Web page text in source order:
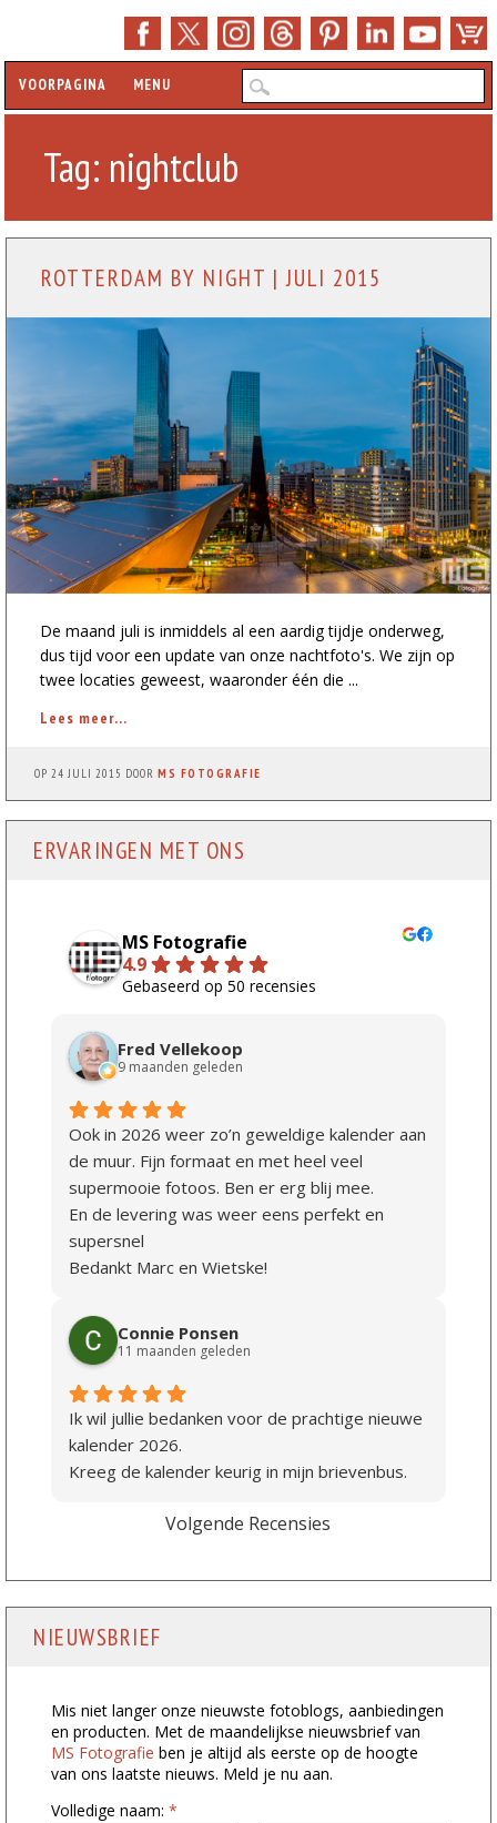
Hoofdmenu
VOORPAGINA MENU
Tag: nightclub
ROTTERDAM BY NIGHT | JULI 2015
De maand juli is inmiddels al een aardig tijdje onderweg,
dus tijd voor een update van onze nachtfoto's. We zijn op
twee locaties geweest, waaronder één die ...
Lees meer...
OP 24 JULI 2015 DOORMS FOTOGRAFIE
ERVARINGEN MET ONS
MS Fotografie
4.9
Gebaseerd op 50 recensies
Fred Vellekoop
9 maanden geleden
Ook in 2026 weer zo’n geweldige kalender aan
de muur. Fijn formaat en met heel veel
supermooie fotoos. Ben er erg blij mee.
En de levering was weer eens perfekt en
supersnel
Bedankt Marc en Wietske!
Connie Ponsen
11 maanden geleden
Ik wil jullie bedanken voor de prachtige nieuwe
kalender 2026.
Kreeg de kalender keurig in mijn brievenbus.
Volgende Recensies
NIEUWSBRIEF
Mis niet langer onze nieuwste fotoblogs, aanbiedingen
en producten. Met de maandelijkse nieuwsbrief van
MS Fotografie ben je altijd als eerste op de hoogte
van ons laatste nieuws. Meld je nu aan.
Volledige naam:*